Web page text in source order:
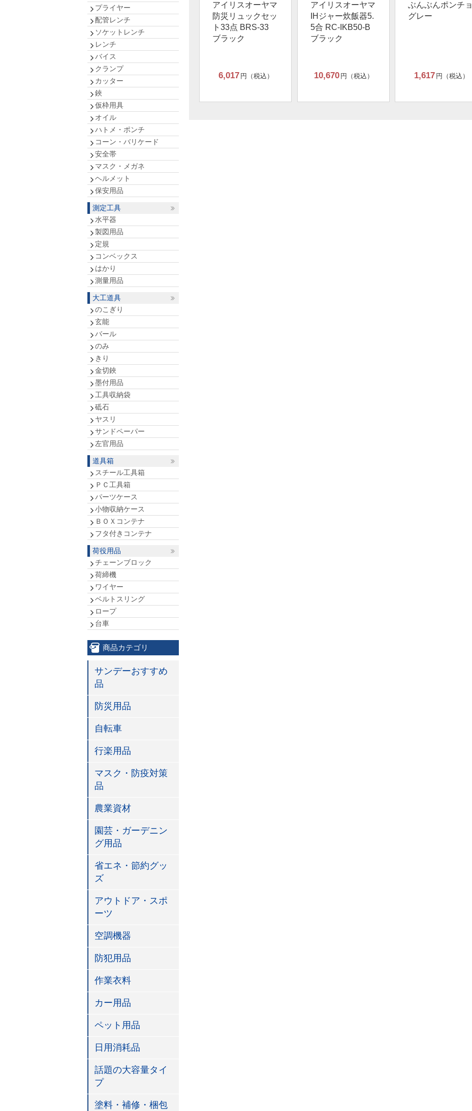
プライヤー
配管レンチ
ソケットレンチ
レンチ
バイス
クランプ
カッター
鋏
仮枠用具
オイル
ハトメ・ポンチ
コーン・バリケード
安全帯
マスク・メガネ
ヘルメット
保安用品
測定工具
水平器
製図用品
定規
コンベックス
はかり
測量用品
大工道具
のこぎり
玄能
バール
のみ
きり
金切鋏
墨付用品
工具収納袋
砥石
ヤスリ
サンドペーパー
左官用品
道具箱
スチール工具箱
ＰＣ工具箱
パーツケース
小物収納ケース
ＢＯＸコンテナ
フタ付きコンテナ
荷役用品
チェーンブロック
荷締機
ワイヤー
ベルトスリング
ロープ
台車
商品カテゴリ
サンデーおすすめ
品
防災用品
自転車
行楽用品
マスク・防疫対策
品
農業資材
園芸・ガーデニン
グ用品
省エネ・節約グッ
ズ
アウトドア・スポ
ーツ
空調機器
防犯用品
作業衣料
カー用品
ペット用品
日用消耗品
話題の大容量タイ
プ
塗料・補修・梱包
アイリスオーヤマ
防災リュックセッ
ト33点 BRS-33
ブラック
6,017 円（税込）
アイリスオーヤマ
IHジャー炊飯器5.
5合 RC-IKB50-B
ブラック
10,670 円（税込）
ぶんぶんポンチョ
グレー
1,617 円（税込）